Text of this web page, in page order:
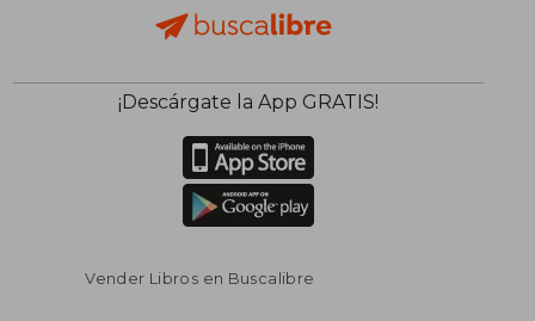
¡Descárgate la App GRATIS!
Vender Libros en Buscalibre